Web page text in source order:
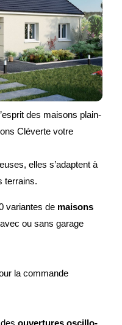
des maisons plain-
Cléverte votre
elles s’adaptent à
terrains.
variantes de maisons
ou sans garage
la commande
ouvertures oscillo-